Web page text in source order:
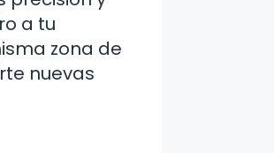
a tu
zona de
nuevas